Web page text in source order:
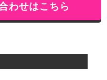
わせはこちら